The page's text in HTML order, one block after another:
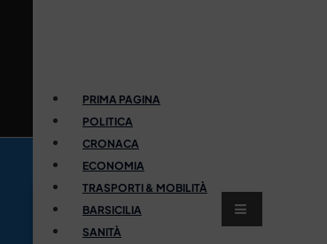
PRIMA PAGINA
POLITICA
CRONACA
ECONOMIA
TRASPORTI & MOBILITÀ
BARSICILIA
SANITÀ